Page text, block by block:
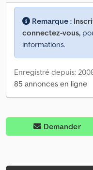
Remarque :
connectez-vous,
informations.
Enregistré depuis:
85 annonces en ligne
Demander